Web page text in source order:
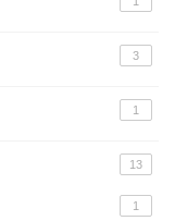
3
1
13
1